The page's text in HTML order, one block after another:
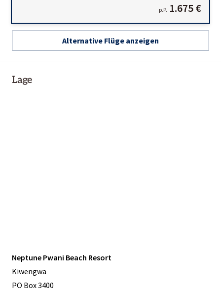
p.P. 1.675 €
Alternative Flüge anzeigen
Lage
Neptune Pwani Beach Resort
Kiwengwa
PO Box 3400